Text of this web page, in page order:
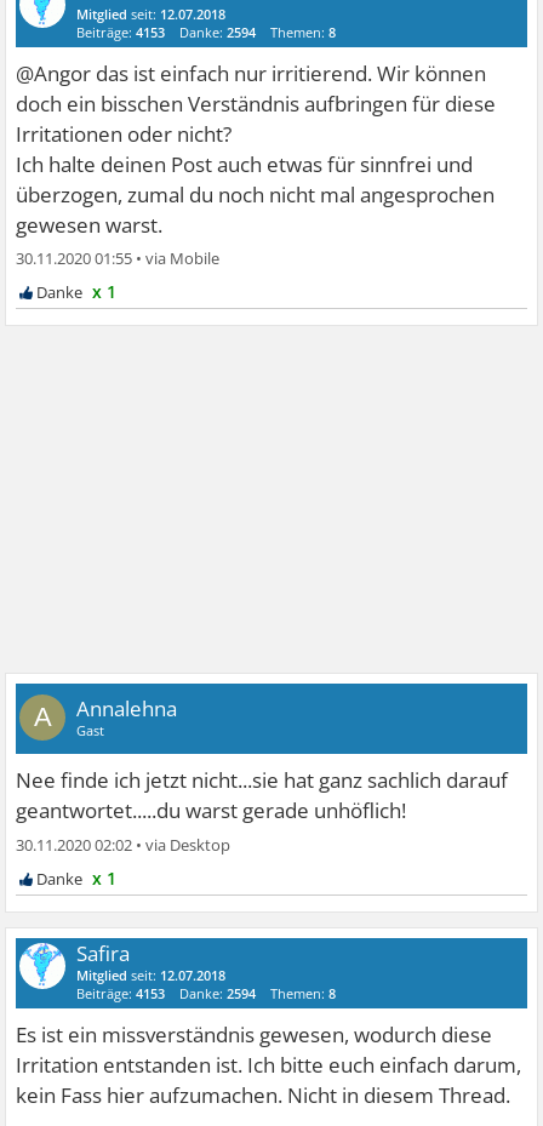
Mitglied seit: 12.07.2018
Beiträge:4153 Danke:2594 Themen:8
@Angor das ist einfach nur irritierend. Wir können
doch ein bisschen Verständnis aufbringen für diese
Irritationen oder nicht?
Ich halte deinen Post auch etwas für sinnfrei und
überzogen, zumal du noch nicht mal angesprochen
gewesen warst.
30.11.2020 01:55 •
x 1
A Annalehna
Gast
Nee finde ich jetzt nicht...sie hat ganz sachlich darauf
geantwortet.....du warst gerade unhöflich!
30.11.2020 02:02 •
x 1
Safira
Mitglied seit: 12.07.2018
Beiträge:4153 Danke:2594 Themen:8
Es ist ein missverständnis gewesen, wodurch diese
Irritation entstanden ist. Ich bitte euch einfach darum,
kein Fass hier aufzumachen. Nicht in diesem Thread.